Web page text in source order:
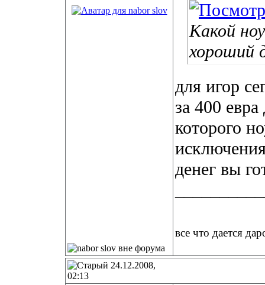
Какой
хороший
для игор
за 400 евра
которого
денег вы
все что дается
24.12.2008,
02:13